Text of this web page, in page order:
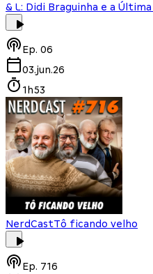
& L: Didi Braguinha e a
Ep. 06
03.jun.26
1h53
NerdCastTô ficando velho
Ep. 716